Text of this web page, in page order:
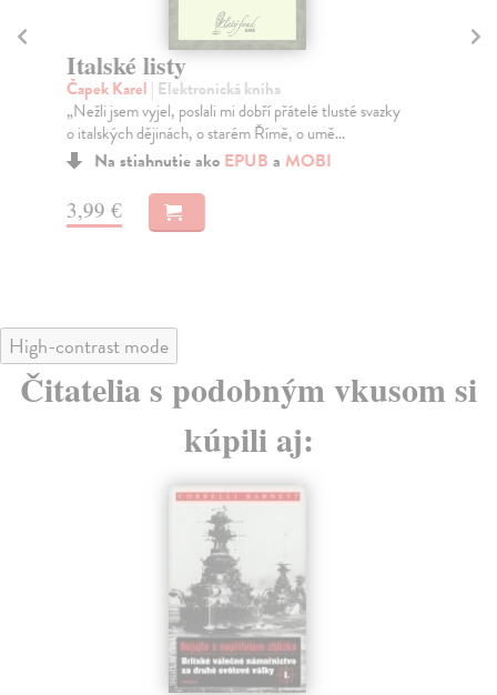
Italské listy
Čapek Karel | Elektronická kniha
„Nežli jsem vyjel, poslali mi dobří přátelé tlusté svazky
o italských dějinách, o starém Římě, o umě...
Na stiahnutie ako EPUB a MOBI
3,99 €
High-contrast mode
Čitatelia s podobným vkusom si
kúpili aj: